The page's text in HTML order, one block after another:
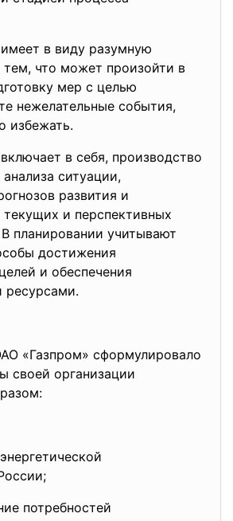
в виду разумную
тем, что может произойти в
мер с целью
нежелательные события,
избежать.
в себя, производство
ситуации,
развития и
и перспективных
планировании учитывают
достижения
и обеспечения
«Газпром» сформулировало
своей организации
потребностей